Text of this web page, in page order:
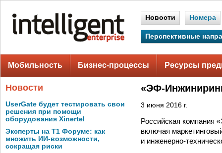
Новости Номера
Перспективные
Мобильность Бизнес-процессы Ресурсы
Новости
UserGate будет тестировать свои
решения при помощи
оборудования Xinertel
Эксперты на Т1 Форуме: как
множить ИИ-возможности,
сокращая риски
«ЭФ-
3 июня 2016 г.
Российская компания
включая
и инженерно-